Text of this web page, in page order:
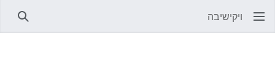
ויקישיבה